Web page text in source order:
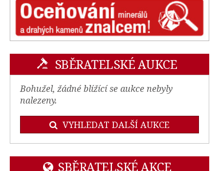
SBĚRATELSKÉ AUKCE
Bohužel, žádné blížící se aukce nebyly
nalezeny.
VYHLEDAT DALŠÍ AUKCE
SBĚRATELSKÉ AKCE